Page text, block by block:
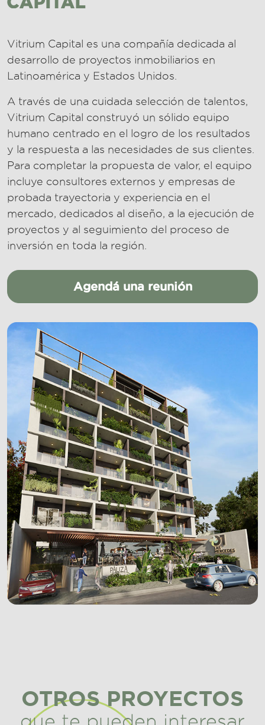
Vitrium Capital es una compañía dedicada al
desarrollo de proyectos inmobiliarios en
Latinoamérica y Estados Unidos.
A través de una cuidada selección de talentos,
Vitrium Capital construyó un sólido equipo
humano centrado en el logro de los resultados
y la respuesta a las necesidades de sus clientes.
Para completar la propuesta de valor, el equipo
incluye consultores externos y empresas de
probada trayectoria y experiencia en el
mercado, dedicados al diseño, a la ejecución de
proyectos y al seguimiento del proceso de
inversión en toda la región.
Agendá una reunión
OTROS PROYECTOS